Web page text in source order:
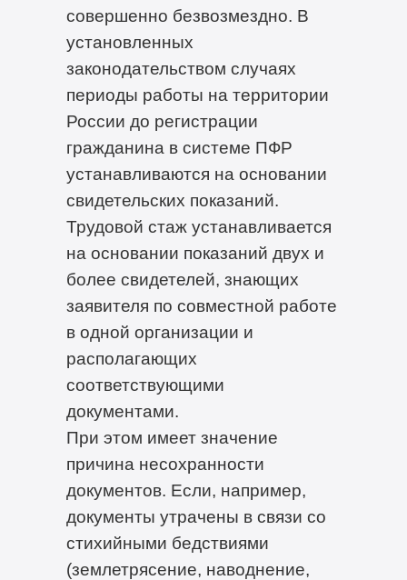
совершенно безвозмездно. В
установленных
законодательством случаях
периоды работы на территории
России до регистрации
гражданина в системе ПФР
устанавливаются на основании
свидетельских показаний.
Трудовой стаж устанавливается
на основании показаний двух и
более свидетелей, знающих
заявителя по совместной работе
в одной организации и
располагающих
соответствующими
документами.
При этом имеет значение
причина несохранности
документов. Если, например,
документы утрачены в связи со
стихийными бедствиями
(землетрясение, наводнение,